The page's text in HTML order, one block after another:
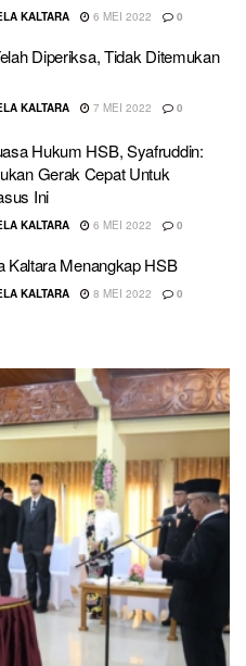
KALTARA 6 MEI 2022 0
Diperiksa, Tidak Ditemukan
KALTARA 7 MEI 2022 0
Hukum HSB, Syafruddin:
Gerak Cepat Untuk
Ini
KALTARA 6 MEI 2022 0
Kaltara Menangkap HSB
KALTARA 8 MEI 2022 0